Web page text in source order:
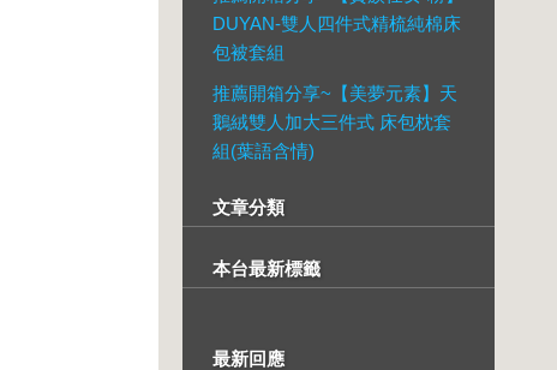
DUYAN-雙人四件式精梳純棉床
包被套組
推薦開箱分享~【美夢元素】天
鵝絨雙人加大三件式 床包枕套
組(葉語含情)
文章分類
本台最新標籤
最新回應